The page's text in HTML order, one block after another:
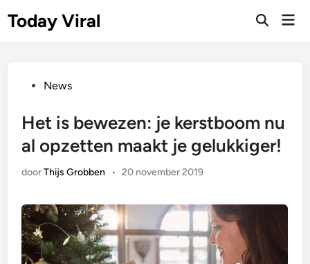
naar
Today Viral
Zoeken
Geplaatst
News
Het is bewezen: je kerstboom nu
al opzetten maakt je gelukkiger!
doorThijs Grobben • 20 november 2019